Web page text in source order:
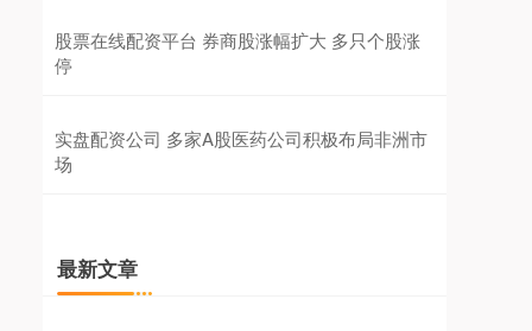
股票在线配资平台 券商股涨幅扩大 多只个股涨
停
实盘配资公司 多家A股医药公司积极布局非洲市
场
最新文章